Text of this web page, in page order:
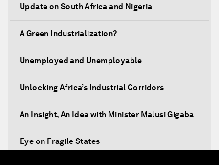
Update on South Africa and Nigeria
A Green Industrialization?
Unemployed and Unemployable
Unlocking Africa’s Industrial Corridors
An Insight, An Idea with Minister Malusi Gigaba
Eye on Fragile States